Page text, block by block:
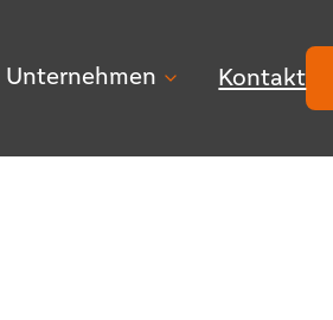
Unternehmen Kontakt